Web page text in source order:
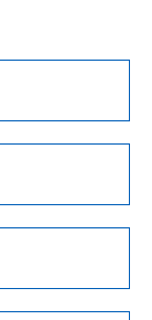
下を必ずお読
Cr(VI)
承認
ス
KR型式
（韓国
No
状況ページへ
検索ください